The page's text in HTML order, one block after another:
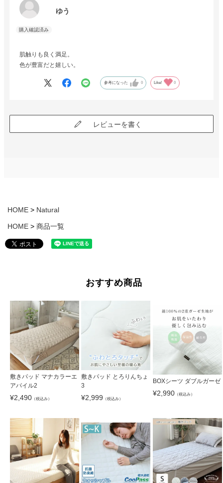
ゆう
肌触りも良く満足。
色が豊富だと嬉しい。
参考になった 0 Like! 0
レビューを書く
HOME Natural
HOME 商品一覧
おすすめ商品
敷きパッド マナカラーエ
アパイル2
¥2,490 （税込み）
敷きパッド とろりんちょ
3
¥2,999 （税込み）
BOXシーツ ダブルガーゼ
¥2,990（税込み）